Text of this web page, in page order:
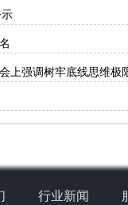
上强调树牢底线思维
行业新闻